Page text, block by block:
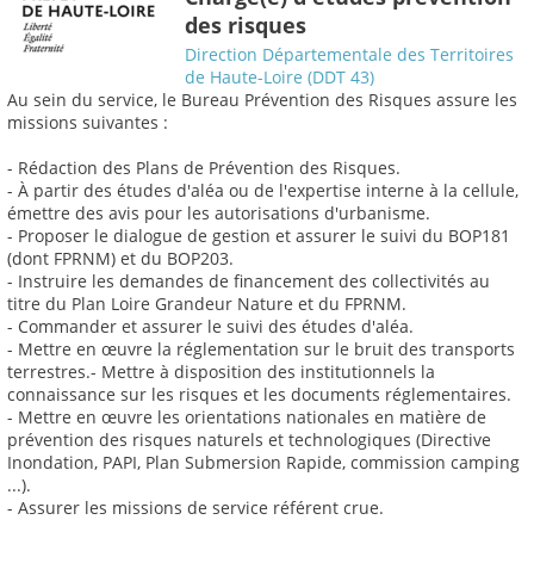
des risques
Direction Départementale des Territoires
de Haute-Loire (DDT 43)
Au sein du service, le Bureau Prévention des Risques assure les
missions suivantes :
- Rédaction des Plans de Prévention des Risques.
- À partir des études d'aléa ou de l'expertise interne à la cellule,
émettre des avis pour les autorisations d'urbanisme.
- Proposer le dialogue de gestion et assurer le suivi du BOP181
(dont FPRNM) et du BOP203.
- Instruire les demandes de financement des collectivités au
titre du Plan Loire Grandeur Nature et du FPRNM.
- Commander et assurer le suivi des études d'aléa.
- Mettre en œuvre la réglementation sur le bruit des transports
terrestres.- Mettre à disposition des institutionnels la
connaissance sur les risques et les documents réglementaires.
- Mettre en œuvre les orientations nationales en matière de
prévention des risques naturels et technologiques (Directive
Inondation, PAPI, Plan Submersion Rapide, commission camping
...).
- Assurer les missions de service référent crue.